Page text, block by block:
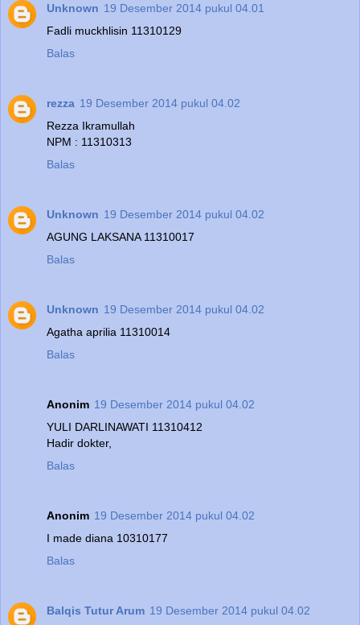
Unknown 19 Desember 2014 pukul 04.01
Fadli muckhlisin 11310129
Balas
rezza 19 Desember 2014 pukul 04.02
Rezza Ikramullah
NPM : 11310313
Balas
Unknown 19 Desember 2014 pukul 04.02
AGUNG LAKSANA 11310017
Balas
Unknown 19 Desember 2014 pukul 04.02
Agatha aprilia 11310014
Balas
Anonim 19 Desember 2014 pukul 04.02
YULI DARLINAWATI 11310412
Hadir dokter,
Balas
Anonim 19 Desember 2014 pukul 04.02
I made diana 10310177
Balas
Balqis Tutur Arum 19 Desember 2014 pukul 04.02